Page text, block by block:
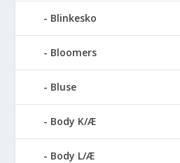
Blinkesko
Bloomers
Bluse
Body K/Æ
Body L/Æ